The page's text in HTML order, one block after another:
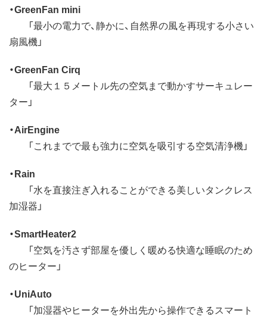
・GreenFan mini
「最小の電力で、静かに、自然界の風を再現する小さい
扇風機」
・GreenFan Cirq
「最大１５メートル先の空気まで動かすサーキュレー
ター」
・AirEngine
「これまでで最も強力に空気を吸引する空気清浄機」
・Rain
「水を直接注ぎ入れることができる美しいタンクレス
加湿器」
・SmartHeater2
「空気を汚さず部屋を優しく暖める快適な睡眠のため
のヒーター」
・UniAuto
「加湿器やヒーターを外出先から操作できるスマート